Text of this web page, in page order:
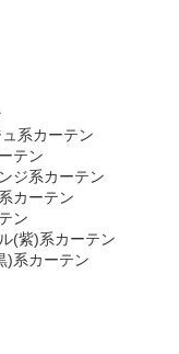
系カーテン
テン
ジ系カーテン
カーテン
ン
(紫)系カーテン
)系カーテン